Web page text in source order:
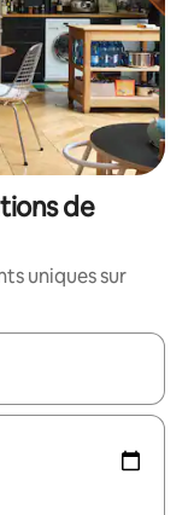
de
uniques sur
les flèches vers le